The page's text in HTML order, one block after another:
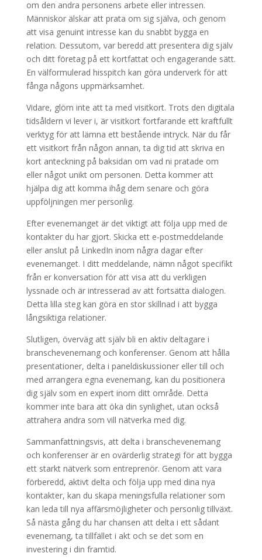
om den andra personens arbete eller intressen.
Människor älskar att prata om sig själva, och genom
att visa genuint intresse kan du snabbt bygga en
relation. Dessutom, var beredd att presentera dig själv
och ditt företag på ett kortfattat och engagerande sätt.
En välformulerad hisspitch kan göra underverk för att
fånga någons uppmärksamhet.
Vidare, glöm inte att ta med visitkort. Trots den digitala
tidsåldern vi lever i, är visitkort fortfarande ett kraftfullt
verktyg för att lämna ett bestående intryck. När du får
ett visitkort från någon annan, ta dig tid att skriva en
kort anteckning på baksidan om vad ni pratade om
eller något unikt om personen. Detta kommer att
hjälpa dig att komma ihåg dem senare och göra
uppföljningen mer personlig.
Efter evenemanget är det viktigt att följa upp med de
kontakter du har gjort. Skicka ett e-postmeddelande
eller anslut på LinkedIn inom några dagar efter
evenemanget. I ditt meddelande, nämn något specifikt
från er konversation för att visa att du verkligen
lyssnade och är intresserad av att fortsätta dialogen.
Detta lilla steg kan göra en stor skillnad i att bygga
långsiktiga relationer.
Slutligen, överväg att själv bli en aktiv deltagare i
branschevenemang och konferenser. Genom att hålla
presentationer, delta i paneldiskussioner eller till och
med arrangera egna evenemang, kan du positionera
dig själv som en expert inom ditt område. Detta
kommer inte bara att öka din synlighet, utan också
attrahera andra som vill nätverka med dig.
Sammanfattningsvis, att delta i branschevenemang
och konferenser är en ovärderlig strategi för att bygga
ett starkt nätverk som entreprenör. Genom att vara
förberedd, aktivt delta och följa upp med dina nya
kontakter, kan du skapa meningsfulla relationer som
kan leda till nya affärsmöjligheter och personlig tillväxt.
Så nästa gång du har chansen att delta i ett sådant
evenemang, ta tillfället i akt och se det som en
investering i din framtid.